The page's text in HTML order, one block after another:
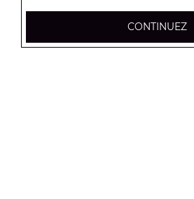
CONTINUEZ